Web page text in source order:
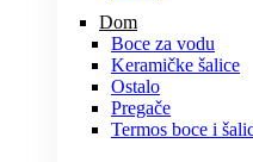
Dom
Boce za vodu
Keramičke šalice
Ostalo
Pregače
Termos boce i